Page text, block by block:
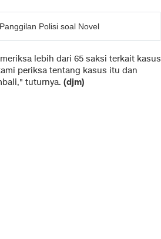
Polisi soal Novel
lebih dari 65 saksi terkait kasus
periksa tentang kasus itu dan
tuturnya. (djm)